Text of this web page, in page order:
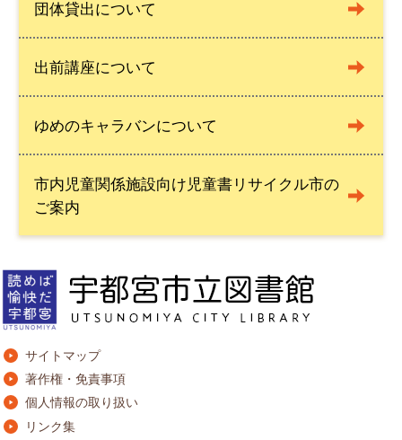
団体貸出について
出前講座について
ゆめのキャラバンについて
市内児童関係施設向け児童書リサイクル市の
ご案内
サイトマップ
著作権・免責事項
個人情報の取り扱い
リンク集